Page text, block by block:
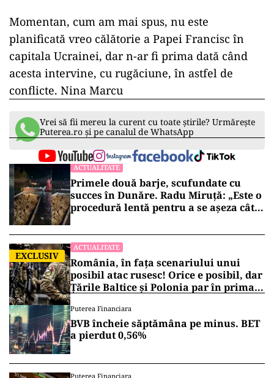
Momentan, cum am mai spus, nu este
planificată vreo călătorie a Papei Francisc în
capitala Ucrainei, dar n-ar fi prima dată când
acesta intervine, cu rugăciune, în astfel de
conflicte. Nina Marcu
Vrei să fii mereu la curent cu toate știrile? Urmărește
Puterea.ro și pe canalul de WhatsApp
ACTUALITATE
Primele două barje, scufundate cu
succes în Dunăre. Radu Miruță: „Este o
procedură lentă pentru a se așeza cât
EXCLUSIV
ACTUALITATE
România, în fața scenariului unui
posibil atac rusesc! Orice e posibil, dar
Țările Baltice și Polonia par în prima
Puterea Financiara
BVB încheie săptămâna pe minus. BET
a pierdut 0,56%
Puterea Financiara